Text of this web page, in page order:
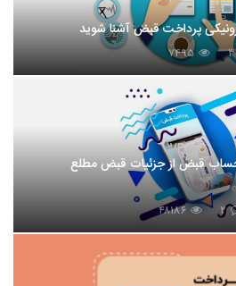
پرداخت قبض آشنا شوید
۳ ۷۴۹۵
قبض از جزئیات قبض مطلع
۲ ۴۸۱۸۶